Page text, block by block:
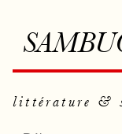
littérature &